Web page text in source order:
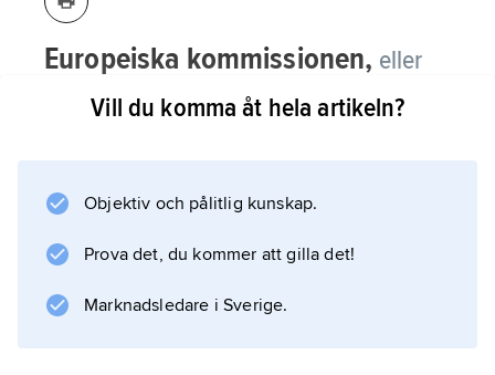
Europeiska kommissionen, eller
EU-kommissionen
är en av de
viktigaste institutionerna inom EU.
lagar som presenteras för Europaparlamentet
Ministerrådet. Kommissionärerna ska också se
till att beslut som har tagits verkligen blir av
och att EU:s lagar följs.
Vill du komma åt hela artikeln?
Objektiv och pålitlig kunskap.
Prova det, du kommer att gilla det!
Marknadsledare i Sverige.